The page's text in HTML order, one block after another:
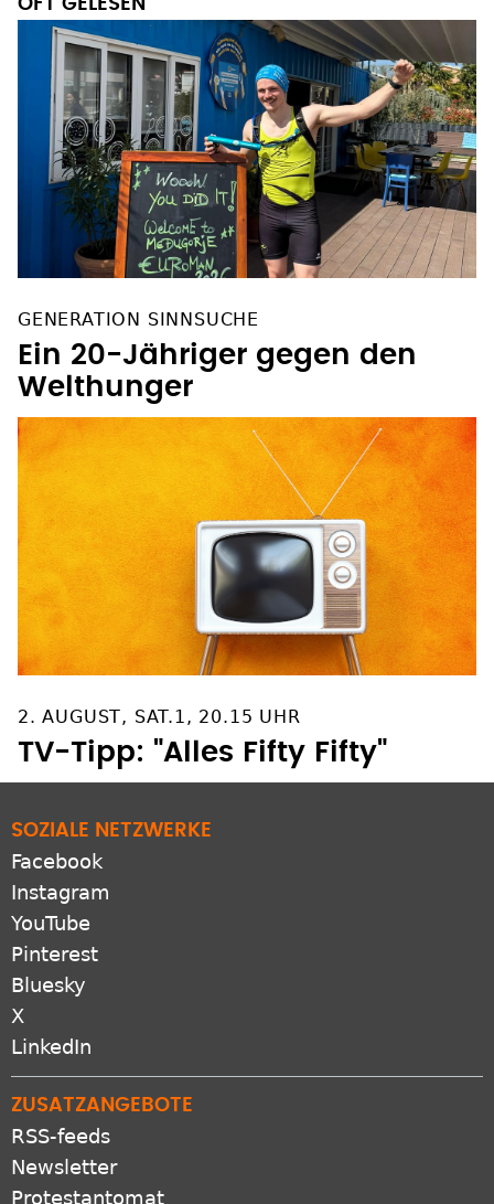
Ein 20-Jähriger gegen den
Welthunger
TV-Tipp: "Alles Fifty Fifty"
Facebook
Instagram
YouTube
Pinterest
Bluesky
X
LinkedIn
RSS-feeds
Newsletter
Protestantomat